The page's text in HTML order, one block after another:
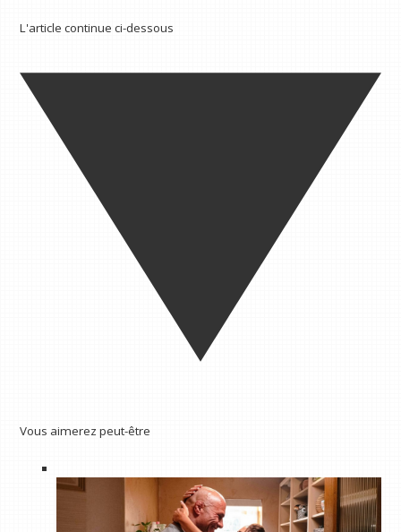
L'article continue ci-dessous
Vous aimerez peut-être